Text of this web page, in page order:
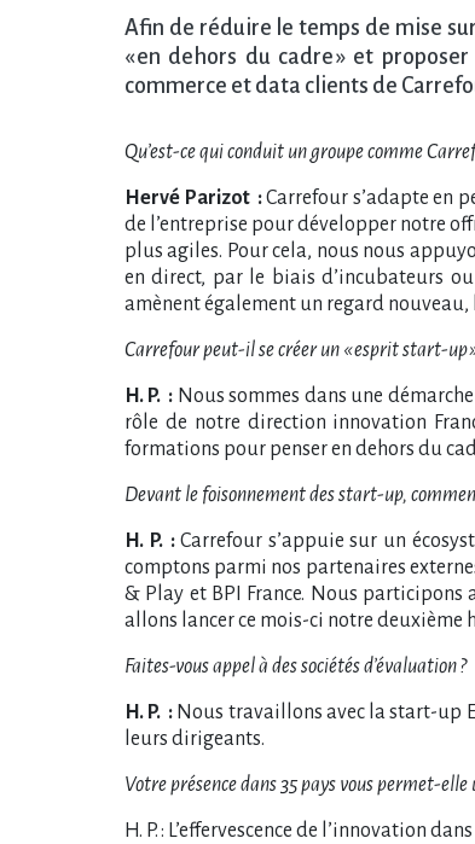
Afin de réduire le temps de mise
« en dehors du cadre » et
commerce et data clients de
Qu’est-ce qui conduit un groupe comme
Hervé Parizot :Carrefour s’adapte en
de l’entreprise pour développer notre
plus agiles. Pour cela, nous nous
en direct, par le biais d’incubateurs
amènent également un regard nouveau,
Carrefour peut-il se créer un « esprit start-up
H. P. : Nous sommes dans une
rôle de notre direction innovation
formations pour penser en dehors du
Devant le foisonnement des start-up,
H. P. :Carrefour s’appuie sur un
comptons parmi nos partenaires
& Play et BPI France. Nous participons
allons lancer ce mois-ci notre deuxième
Faites-vous appel à des sociétés d’évaluation ?
H. P. : Nous travaillons avec la start-up
leurs dirigeants.
Votre présence dans 35 pays vous permet-elle
H. P. : L’effervescence de l’innovation